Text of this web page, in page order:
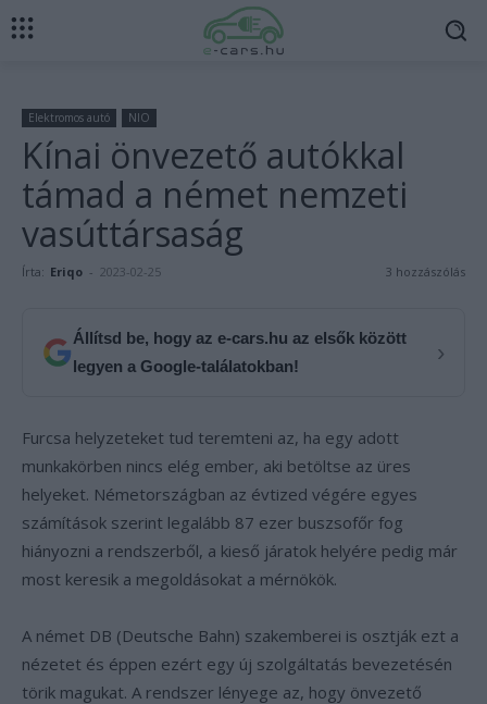
Elektromos autó NIO
Kínai önvezető autókkal
támad a német nemzeti
vasúttársaság
Írta: Eriqo - 2023-02-25 3 hozzászólás
Állítsd be, hogy az e-cars.hu az elsők között
legyen a Google-találatokban!
›
Furcsa helyzeteket tud teremteni az, ha egy adott
munkakörben nincs elég ember, aki betöltse az üres
helyeket. Németországban az évtized végére egyes
számítások szerint legalább 87 ezer buszsofőr fog
hiányozni a rendszerből, a kieső járatok helyére pedig már
most keresik a megoldásokat a mérnökök.
A német DB (Deutsche Bahn) szakemberei is osztják ezt a
nézetet és éppen ezért egy új szolgáltatás bevezetésén
törik magukat. A rendszer lényege az, hogy önvezető